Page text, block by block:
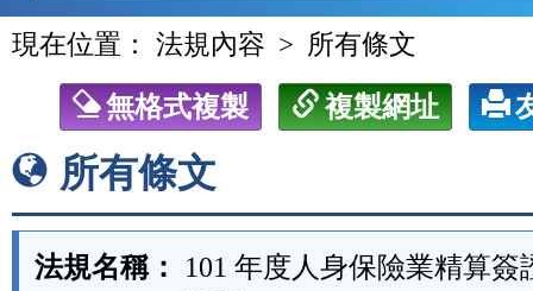
現在位置： 法規內容 所有條文
無格式複製 複製網址
所有條文
法規名稱：
101 年度人身保險業精算簽